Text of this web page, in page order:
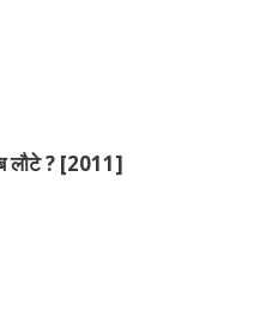
लौटे ? [2011]